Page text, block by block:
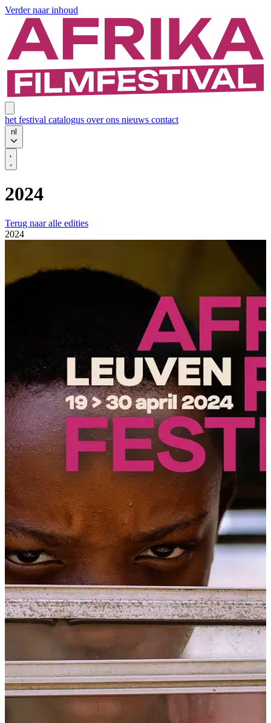
Verder naar inhoud
het festival catalogus over ons nieuws contact
nl
2024
Terug naar alle edities
2024